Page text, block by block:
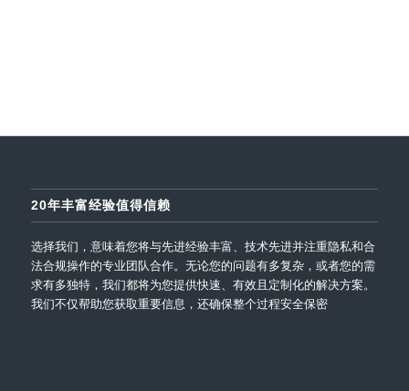
20年丰富经验值得信赖
选择我们，意味着您将与先进经验丰富、技术先进并注重隐私和合
法合规操作的专业团队合作。无论您的问题有多复杂，或者您的需
求有多独特，我们都将为您提供快速、有效且定制化的解决方案。
我们不仅帮助您获取重要信息，还确保整个过程安全保密